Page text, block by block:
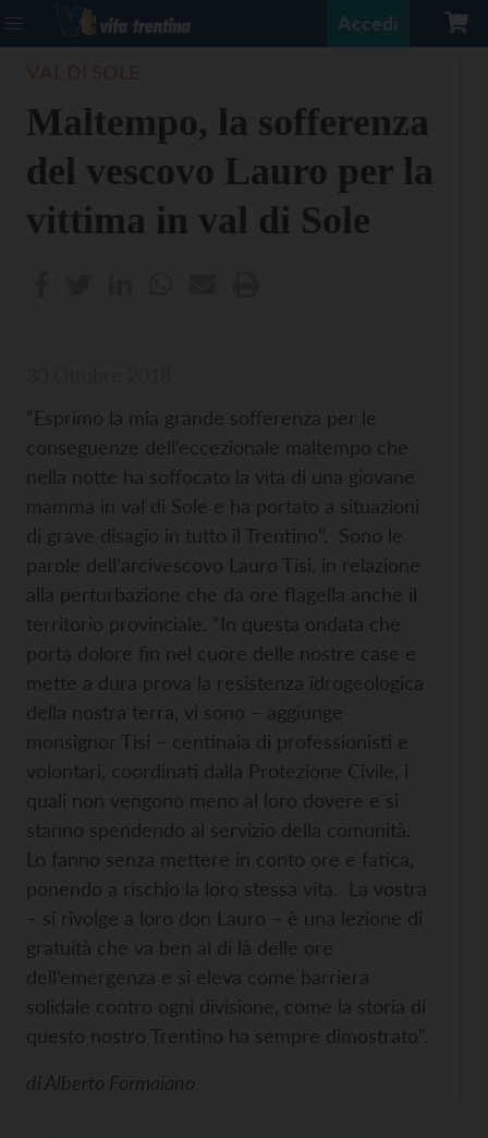
Accedi
Maltempo, la sofferenza
del vescovo Lauro per la
vittima in val di Sole
“Esprimo la mia grande sofferenza per le
conseguenze dell’eccezionale maltempo che
nella notte ha soffocato la vita di una giovane
mamma in val di Sole e ha portato a situazioni
di grave disagio in tutto il Trentino”. Sono le
parole dell’arcivescovo Lauro Tisi, in relazione
alla perturbazione che da ore flagella anche il
territorio provinciale. “In questa ondata che
porta dolore fin nel cuore delle nostre case e
mette a dura prova la resistenza idrogeologica
della nostra terra, vi sono – aggiunge
monsignor Tisi – centinaia di professionisti e
volontari, coordinati dalla Protezione Civile, i
quali non vengono meno al loro dovere e si
stanno spendendo al servizio della comunità.
Lo fanno senza mettere in conto ore e fatica,
ponendo a rischio la loro stessa vita. La vostra
– si rivolge a loro don Lauro – è una lezione di
gratuità che va ben al di là delle ore
dell’emergenza e si eleva come barriera
solidale contro ogni divisione, come la storia di
questo nostro Trentino ha sempre dimostrato”.
diAlberto Formaiano